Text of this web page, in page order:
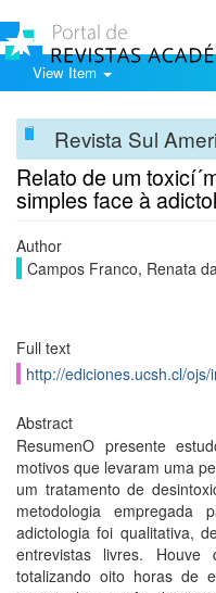
View Item
Revista Sul
Relato de um
simples face à
Author
Campos Franco, Renata
Full text
http://ediciones.ucsh.cl/
Abstract
ResumenO presente
motivos que levaram uma
um tratamento de
metodologia empregada
adictologia foi qualitativa,
entrevistas livres.
totalizando oito horas de